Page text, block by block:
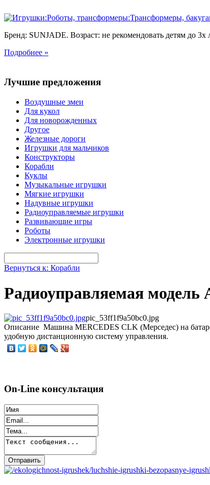
Бренд: SUNJADE. Возраст: не рекомендовать детям до 3х
Подробнее »
Лучшие предложения
Воздушные змеи
Для кукол
Для новорожденных
Другое
Железные дороги
Игрушки для мальчиков
Конструкторы
Корабли
Куклы
Музыкальные игрушки
Мягкие игрушки
Надувные игрушки
Радиоуправляемые игрушки
Развивающие игры
Роботы
Электронные игрушки
Вернуться к: Корабли
Радиоуправляемая модель
pic_53ff1f9a50bc0.jpg
Описание Машина MERCEDES CLK (Мерседес) на
удобную дистанционную систему управления.
On-Line консультация